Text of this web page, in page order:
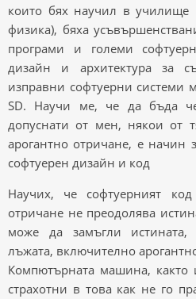
които бях научил в
физика), бяха
програми и големи
дизайн и архитектура за
изправни софтуерни системи
SD. Научи ме, че да бъда
допуснати от мен, някои от
арогантно отричане, е начин
софтуерен дизайн и код
Научих, че софтуерният
отричане не преодолява
може да замъгли
лъжата, включително
Компютърната машина, както
страхотни в това как не го